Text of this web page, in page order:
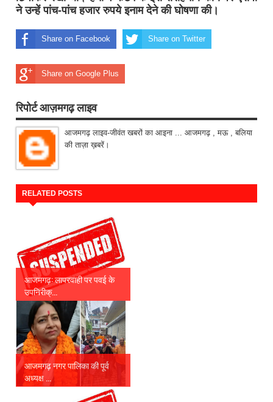
ने उन्हें पांच-पांच हजार रुपये इनाम देने की घोषणा की।
Share on Facebook Share on Twitter
Share on Google Plus
रिपोर्ट आज़मगढ़ लाइव
आजमगढ़ लाइव-जीवंत खबरों का आइना ... आजमगढ़ , मऊ , बलिया
की ताज़ा ख़बरें।
RELATED POSTS
आजमगढ़: लापरवाही पर पवई के
उपनिरीक्...
आजमगढ़ नगर पालिका की पूर्व
अध्यक्ष ...